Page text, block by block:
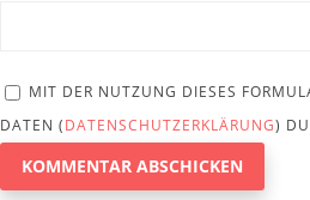
MIT DER NUTZUNG DIESES
DATEN (DATENSCHUTZERKLÄRUNG)